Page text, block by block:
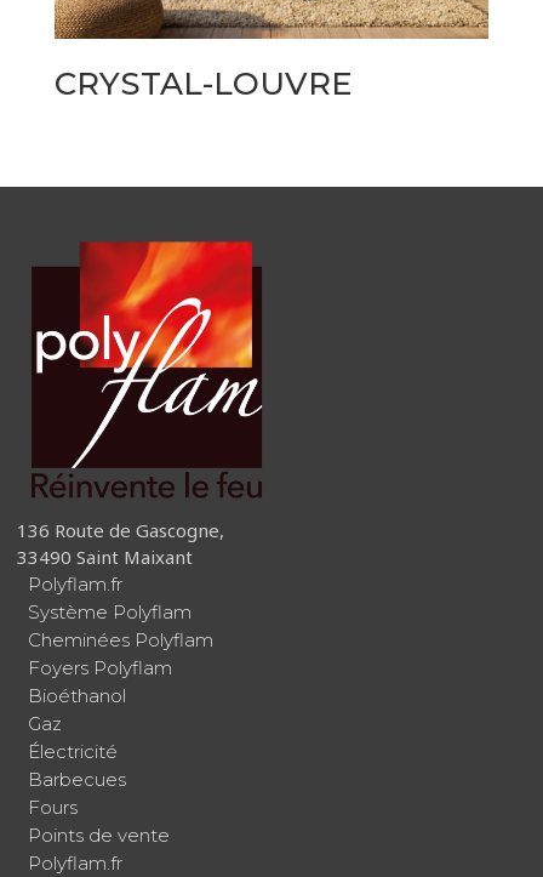
CRYSTAL-LOUVRE
136 Route de Gascogne,
33490 Saint Maixant
Polyflam.fr
Système Polyflam
Cheminées Polyflam
Foyers Polyflam
Bioéthanol
Gaz
Électricité
Barbecues
Fours
Points de vente
Polyflam.fr